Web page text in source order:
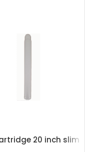
20 inch slim